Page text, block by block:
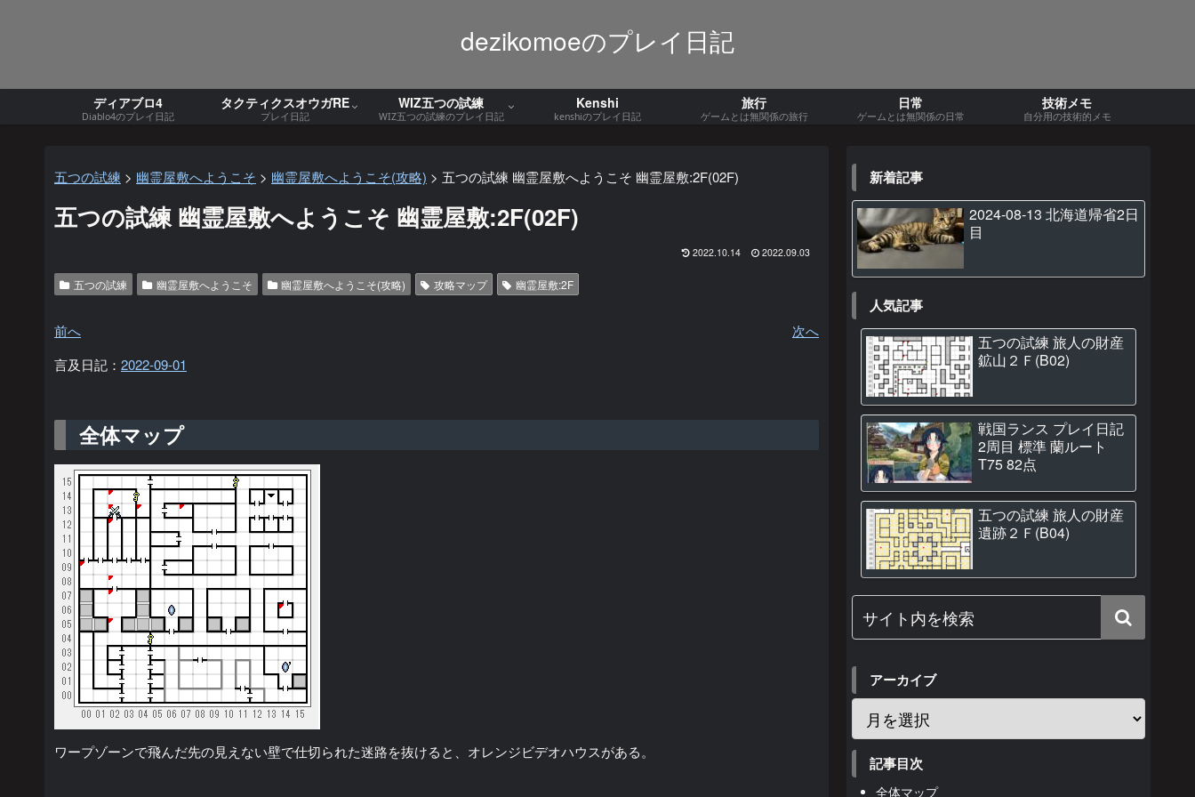
dezikomoeのプレイ日記
ディアブロ4
Diablo4のプレイ日記
タクティクスオウガRE
プレイ日記
WIZ五つの試練
WIZ五つの試練のプレイ日記
Kenshi
kenshiのプレイ日記
旅行
ゲームとは無関係の旅行
日常
ゲームとは無関係の日常
技術メモ
自分用の技術的メモ
五つの試練 > 幽霊屋敷へようこそ > 幽霊屋敷へようこそ(攻略) > 五つの試練 幽霊屋敷へようこそ 幽霊屋敷:2F(02F)
五つの試練 幽霊屋敷へようこそ 幽霊屋敷:2F(02F)
2022.10.14 2022.09.03
五つの試練 幽霊屋敷へようこそ 幽霊屋敷へようこそ(攻略) 攻略マップ 幽霊屋敷:2F
前へ
次へ
言及日記： 2022-09-01
全体マップ
ワープゾーンで飛んだ先の見えない壁で仕切られた迷路を抜けると、オレンジビデオハウスがある。
新着記事
2024-08-13 北海道帰省2日
目
人気記事
五つの試練 旅人の財産
鉱山２Ｆ(B02)
戦国ランス プレイ日記
2周目 標準 蘭ルート
T75 82点
五つの試練 旅人の財産
遺跡２Ｆ(B04)
アーカイブ
記事目次
全体マップ